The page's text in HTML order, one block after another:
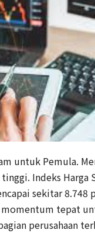
untuk Pemula.
Indeks Harga
sekitar
tepat
perusahaan